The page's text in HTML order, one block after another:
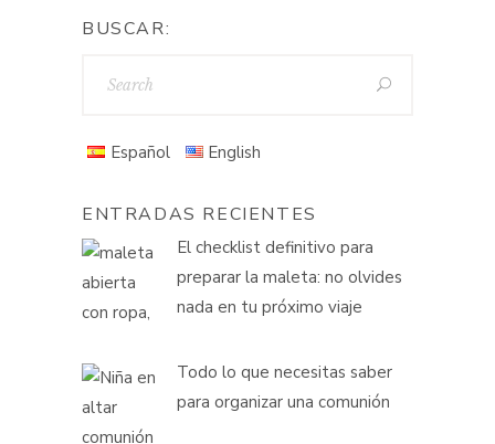
BUSCAR:
Español English
ENTRADAS RECIENTES
El checklist definitivo para
preparar la maleta: no olvides
nada en tu próximo viaje
Todo lo que necesitas saber
para organizar una comunión